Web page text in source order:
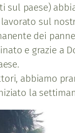
sul paese)
sul
dei
e grazie a
abbiamo
la